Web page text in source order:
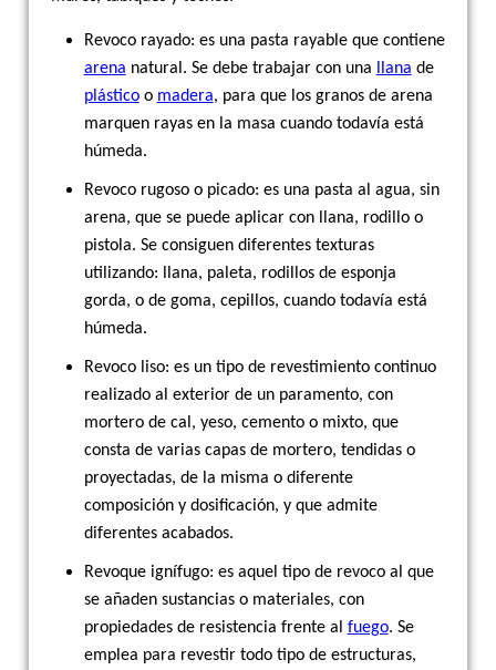
Revoco rayado: es una pasta rayable que contiene
arena natural. Se debe trabajar con una llana de
plásticoo madera, para que los granos de arena
marquen rayas en la masa cuando todavía está
húmeda.
Revoco rugoso o picado: es una pasta al agua, sin
arena, que se puede aplicar con llana, rodillo o
pistola. Se consiguen diferentes texturas
utilizando: llana, paleta, rodillos de esponja
gorda, o de goma, cepillos, cuando todavía está
húmeda.
Revoco liso: es un tipo de revestimiento continuo
realizado al exterior de un paramento, con
mortero de cal, yeso, cemento o mixto, que
consta de varias capas de mortero, tendidas o
proyectadas, de la misma o diferente
composición y dosificación, y que admite
diferentes acabados.
Revoque ignífugo: es aquel tipo de revoco al que
se añaden sustancias o materiales, con
propiedades de resistencia frente al fuego. Se
emplea para revestir todo tipo de estructuras,